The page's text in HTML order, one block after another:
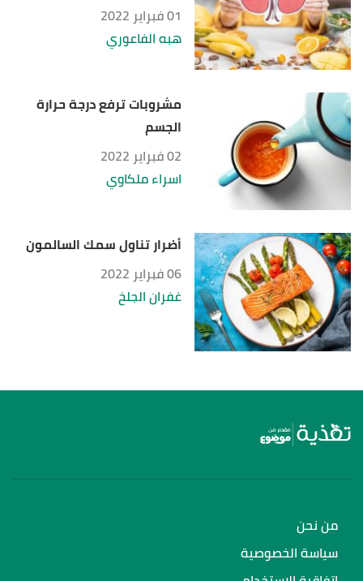
01 فبراير 2022
هبه الفاعوري
مشروبات ترفع درجة حرارة
الجسم
02 فبراير 2022
اسراء ملكاوي
أضرار تناول سمك السالمون
06 فبراير 2022
غفران الجلخ
من نحن
سياسة الخصوصية